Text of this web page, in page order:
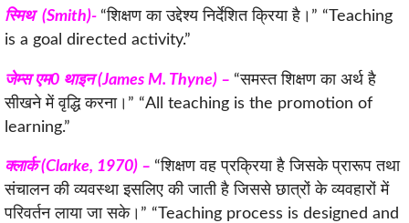
स्मिथ (Smith)- “शिक्षण का उद्देश्य निर्देशित क्रिया है।” “Teaching
is a goal directed activity.”
जेम्स एम0 थाइन (James M. Thyne) – “समस्त शिक्षण का अर्थ है
सीखने में वृद्धि करना।” “All teaching is the promotion of
learning.”
क्लार्क (Clarke, 1970) – “शिक्षण वह प्रक्रिया है जिसके प्रारूप तथा
संचालन की व्यवस्था इसलिए की जाती है जिससे छात्रों के व्यवहारों में
परिवर्तन लाया जा सके।” “Teaching process is designed and